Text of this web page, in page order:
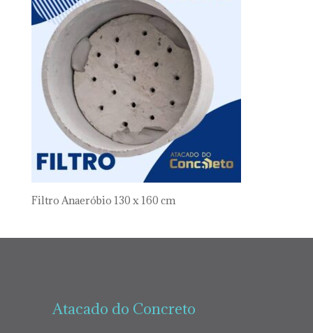
Filtro Anaeróbio 130 x 160 cm
Atacado do Concreto